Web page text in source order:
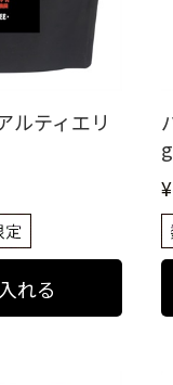
ルティエリ